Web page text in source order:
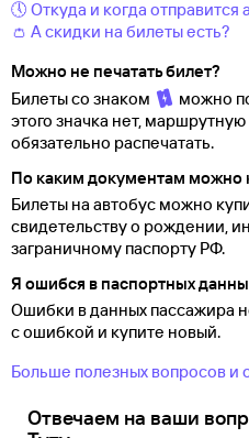
🕔 Откуда и когда отправится
👛 А скидки на билеты есть?
Можно не печатать билет?
Билеты со знаком
можно
этого значка нет,
обязательно распечатать.
По каким документам можно
Билеты на автобус можно
свидетельству о рождении,
заграничному паспорту РФ.
Я ошибся в паспортных
Ошибки в данных пассажира
с ошибкой и купите новый.
Больше полезных вопросов и
Отвечаем на ваши